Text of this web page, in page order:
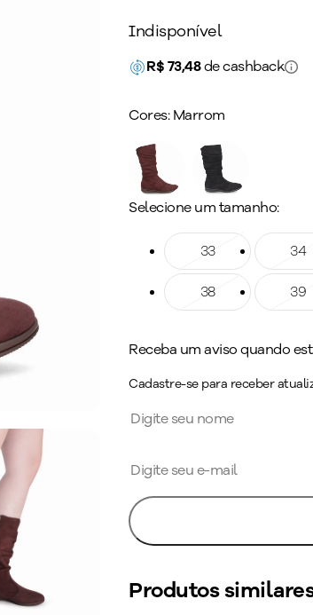
Indisponível
R$73,48de cashback
Cores:Marrom
Selecione um tamanho:
Tamanho: 33
33 34
Tamanho: 38
38 39
Receba um aviso quando
Cadastre-se para receber
Produtos